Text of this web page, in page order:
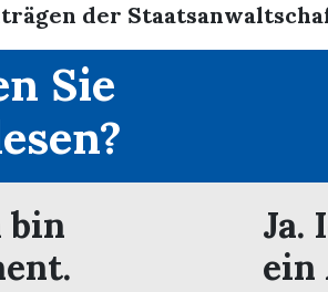
der
Sie
bin
Ja.
ein